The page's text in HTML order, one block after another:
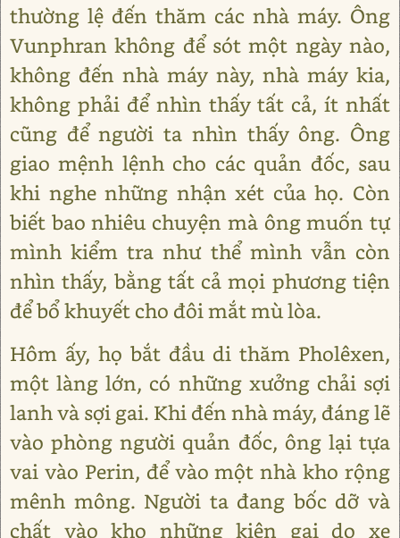
thường lệ đến thăm các nhà máy. Ông
Vunphran không để sót một ngày nào,
không đến nhà máy này, nhà máy kia,
không phải để nhìn thấy tất cả, ít nhất
cũng để người ta nhìn thấy ông. Ông
giao mệnh lệnh cho các quản đốc, sau
khi nghe những nhận xét của họ. Còn
biết bao nhiêu chuyện mà ông muốn tự
mình kiểm tra như thể mình vẫn còn
nhìn thấy, bằng tất cả mọi phương tiện
để bổ khuyết cho đôi mắt mù lòa.
Hôm ấy, họ bắt đầu di thăm Pholêxen,
một làng lớn, có những xưởng chải sợi
lanh và sợi gai. Khi đến nhà máy, đáng lẽ
vào phòng người quản đốc, ông lại tựa
vai vào Perin, để vào một nhà kho rộng
mênh mông. Người ta đang bốc dỡ và
chất vào kho những kiện gai do xe